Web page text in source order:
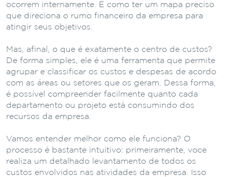
ocorrem internamente. É como ter um mapa preciso
que direciona o rumo financeiro da empresa para
atingir seus objetivos.
Mas, afinal, o que é exatamente o centro de custos?
De forma simples, ele é uma ferramenta que permite
agrupar e classificar os custos e despesas de acordo
com as áreas ou setores que os geram. Dessa forma,
é possível compreender facilmente quanto cada
departamento ou projeto está consumindo dos
recursos da empresa.
Vamos entender melhor como ele funciona? O
processo é bastante intuitivo: primeiramente, você
realiza um detalhado levantamento de todos os
custos envolvidos nas atividades da empresa. Isso